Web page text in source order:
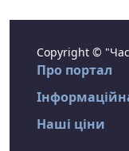
Copyright © "Час
Про портал
Наші ціни